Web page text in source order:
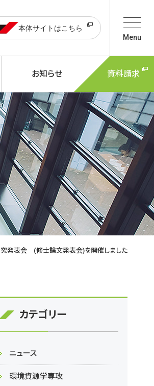
本体サイトはこちら
お知らせ 資料請求
Menu
表会 (修士論文発表会)を開催しました
カテゴリー
ニュース
環境資源学専攻